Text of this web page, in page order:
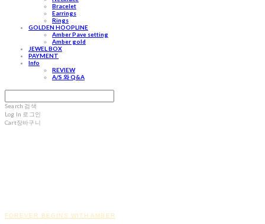
Bracelet
Earrings
Rings
GOLDEN HOOPLINE
Amber Pave setting
Amber gold
JEWEL BOX
PAYMENT
Info
REVIEW
A/S 와 Q&A
Search 검색
Log In 로그인
Cart장바구니
FOREVER BEGINS WITH AMBER